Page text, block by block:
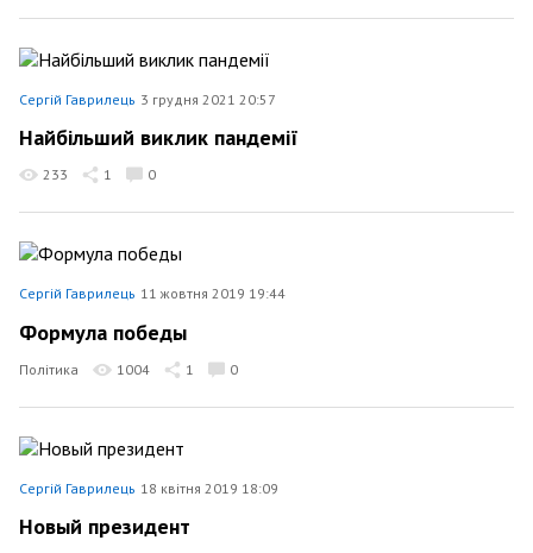
Сергій Гаврилець 3 грудня 2021 20:57
Найбільший виклик пандемії
233 1 0
Сергій Гаврилець 11 жовтня 2019 19:44
Формула победы
Політика 1004 1 0
Сергій Гаврилець 18 квітня 2019 18:09
Новый президент